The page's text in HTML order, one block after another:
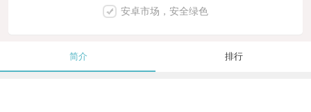
安卓市场，安全绿色
简介 排行